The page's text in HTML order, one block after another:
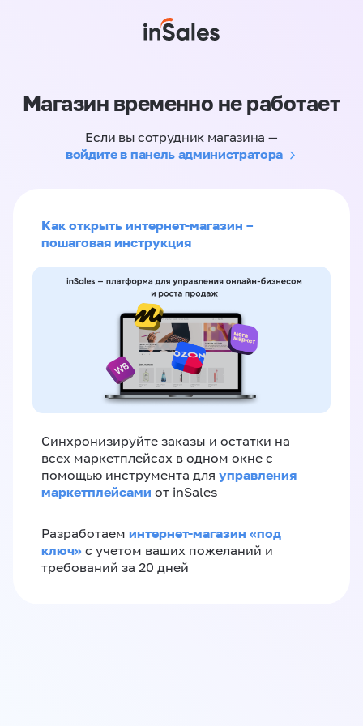
Магазин временно не работает
Если вы сотрудник магазина —
войдите в панель администратора
Как открыть интернет-магазин –
пошаговая инструкция
Синхронизируйте заказы и остатки на
всех маркетплейсах в одном окне с
помощью инструмента для управления
маркетплейсами от inSales
Разработаем интернет-магазин «‎под
ключ»‎ с учетом ваших пожеланий и
требований за 20 дней